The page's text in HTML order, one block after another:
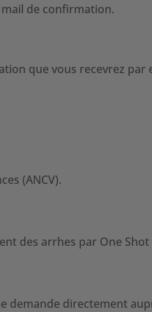
de confirmation.
que vous recevrez
(ANCV).
des arrhes par One Shot
directement